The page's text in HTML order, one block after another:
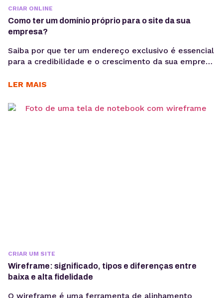
CRIAR ONLINE
Como ter um domínio próprio para o site da sua
empresa?
Saiba por que ter um endereço exclusivo é essencial
para a credibilidade e o crescimento da sua empresa
custos envolvidos e descubra qual extensão faz
lançar o site da sua empresa, o primeiro passo é
LER MAIS
CRIAR UM SITE
Wireframe: significado, tipos e diferenças entre
baixa e alta fidelidade
O wireframe é uma ferramenta de alinhamento